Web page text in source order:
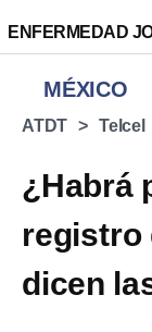
ENFERMEDAD
MÉXICO
ATDT Telcel
¿Habrá
registro
dicen